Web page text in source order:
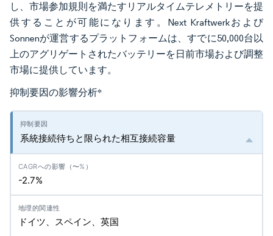
し、市場参加規則を満たすリアルタイムテレメトリーを提
供することが可能になります。Next Kraftwerkおよび
Sonnenが運営するプラットフォームは、すでに50,000台以
上のアグリゲートされたバッテリーを日前市場および調整
市場に提供しています。
抑制要因の影響分析*
系統接続待ちと限られた相互接続容量
-2.7%
ドイツ、スペイン、英国